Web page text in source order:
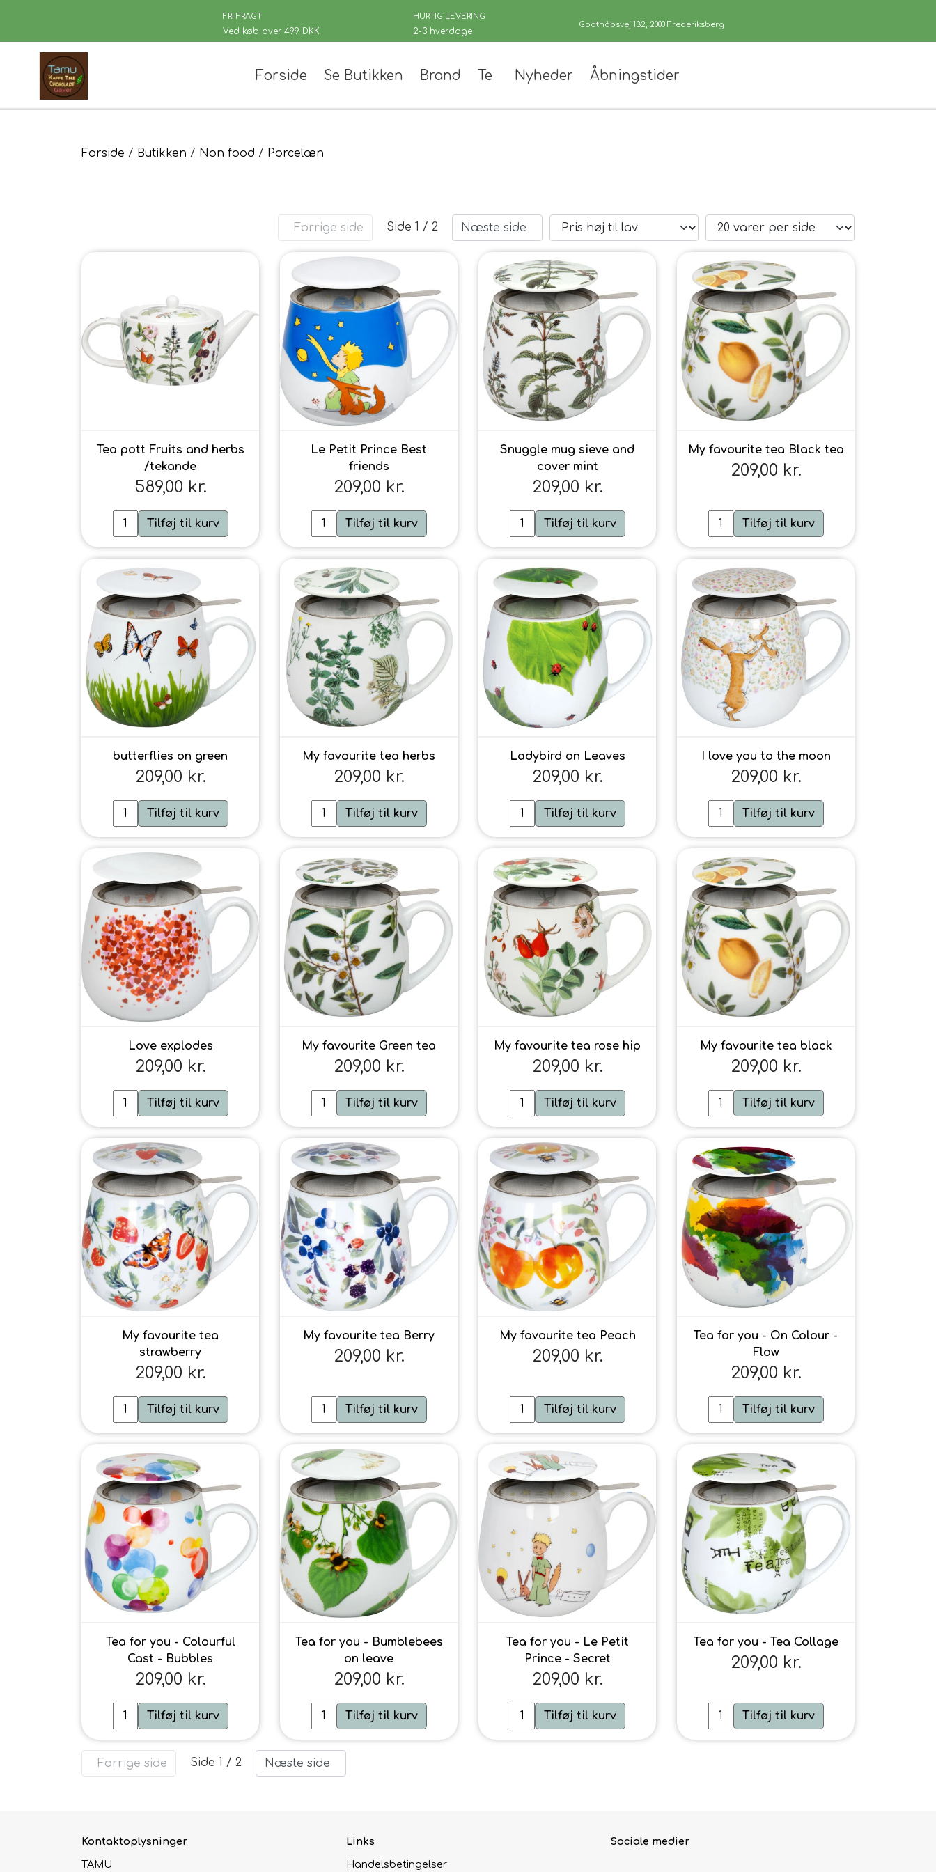
FRI FRAGT
Ved køb over 499 DKK
HURTIG LEVERING
2-3 hverdage
Godthåbsvej 132, 2000 Frederiksberg
Forside Se Butikken Brand Te
Kusmi Te
Sort Te
Urte & Frugt teer
Husets Teblandinger
Nyheder Åbningstider
Forside Butikken Non food Porcelæn
Forrige side Side 1 / 2 Næste side
Tea pott Fruits and herbs
/tekande
589,00 kr.
Tilføj til kurv
Le Petit Prince Best
friends
209,00 kr.
Tilføj til kurv
Snuggle mug sieve and
cover mint
209,00 kr.
Tilføj til kurv
My favourite tea Black tea
209,00 kr.
Tilføj til kurv
butterflies on green
209,00 kr.
Tilføj til kurv
My favourite tea herbs
209,00 kr.
Tilføj til kurv
Ladybird on Leaves
209,00 kr.
Tilføj til kurv
I love you to the moon
209,00 kr.
Tilføj til kurv
Love explodes
209,00 kr.
Tilføj til kurv
My favourite Green tea
209,00 kr.
Tilføj til kurv
My favourite tea rose hip
209,00 kr.
Tilføj til kurv
My favourite tea black
209,00 kr.
Tilføj til kurv
My favourite tea
strawberry
209,00 kr.
Tilføj til kurv
My favourite tea Berry
209,00 kr.
Tilføj til kurv
My favourite tea Peach
209,00 kr.
Tilføj til kurv
Tea for you - On Colour -
Flow
209,00 kr.
Tilføj til kurv
Tea for you - Colourful
Cast - Bubbles
209,00 kr.
Tilføj til kurv
Tea for you - Bumblebees
on leave
209,00 kr.
Tilføj til kurv
Tea for you - Le Petit
Prince - Secret
209,00 kr.
Tilføj til kurv
Tea for you - Tea Collage
209,00 kr.
Tilføj til kurv
Forrige side Side 1 / 2 Næste side
Kontaktoplysninger
TAMU
Links
Handelsbetingelser
Sociale medier